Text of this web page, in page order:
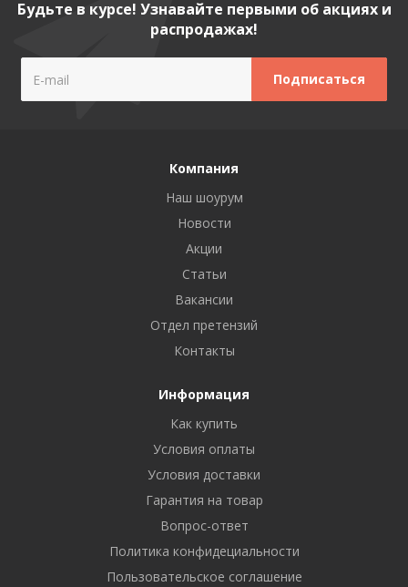
Будьте в курсе! Узнавайте первыми об акциях и
распродажах!
Компания
Наш шоурум
Новости
Акции
Статьи
Вакансии
Отдел претензий
Контакты
Информация
Как купить
Условия оплаты
Условия доставки
Гарантия на товар
Вопрос-ответ
Политика конфидециальности
Пользовательское соглашение